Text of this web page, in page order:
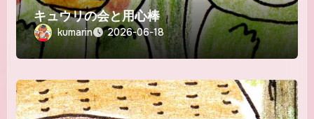
キュウリの会と用心棒
kumarin 2026-06-18